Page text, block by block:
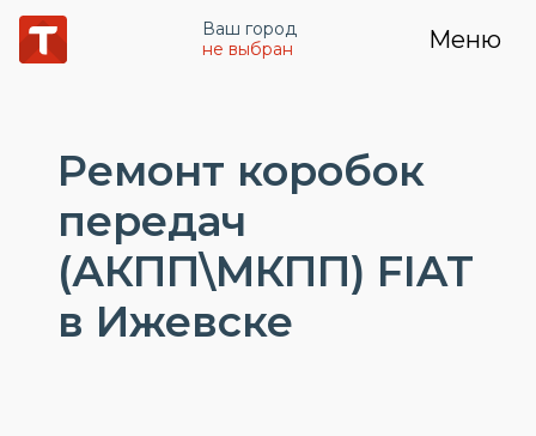
Ваш город
не выбран
Меню
Ремонт коробок
передач
(АКПП\МКПП) FIAT
в Ижевске